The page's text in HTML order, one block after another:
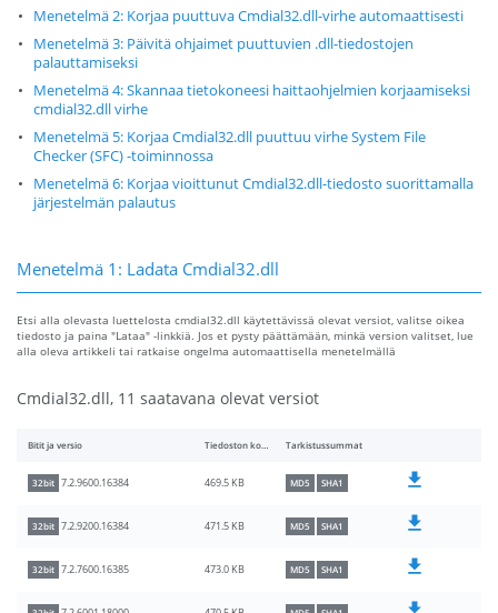
Menetelmä 2: Korjaa puuttuva Cmdial32.dll-virhe automaattisesti
Menetelmä 3: Päivitä ohjaimet puuttuvien .dll-tiedostojen
palauttamiseksi
Menetelmä 4: Skannaa tietokoneesi haittaohjelmien korjaamiseksi
cmdial32.dll virhe
Menetelmä 5: Korjaa Cmdial32.dll puuttuu virhe System File
Checker (SFC) -toiminnossa
Menetelmä 6: Korjaa vioittunut Cmdial32.dll-tiedosto suorittamalla
järjestelmän palautus
Menetelmä 1: Ladata Cmdial32.dll
Etsi alla olevasta luettelosta cmdial32.dll käytettävissä olevat versiot, valitse oikea
tiedosto ja paina "Lataa" -linkkiä. Jos et pysty päättämään, minkä version valitset, lue
alla oleva artikkeli tai ratkaise ongelma automaattisella menetelmällä
Cmdial32.dll, 11 saatavana olevat versiot
Bitit ja versio Tiedoston koko Tarkistussummat
32bit 7.2.9600.16384 469.5 KB MD5 SHA1
32bit 7.2.9200.16384 471.5 KB MD5 SHA1
32bit 7.2.7600.16385 473.0 KB MD5 SHA1